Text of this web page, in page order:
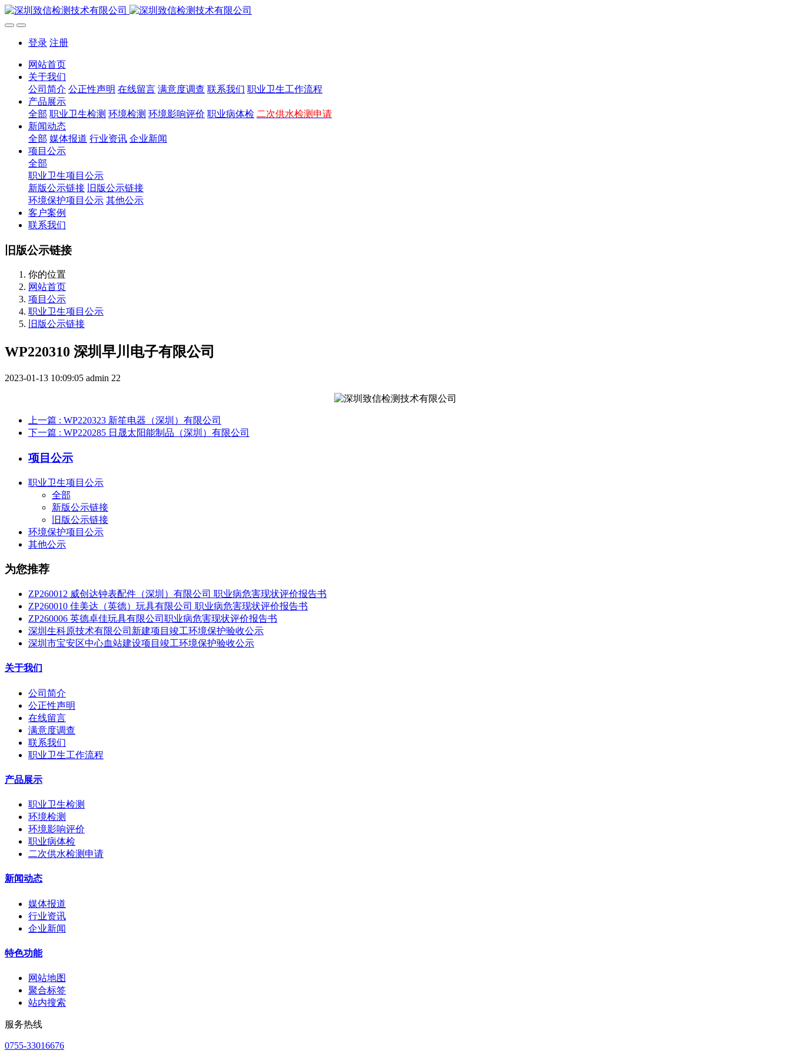
登录 注册
网站首页
关于我们
公司简介 公正性声明 在线留言 满意度调查 联系我们 职业卫生工作流程
产品展示
全部 职业卫生检测 环境检测 环境影响评价 职业病体检 二次供水检测申请
新闻动态
全部 媒体报道 行业资讯 企业新闻
项目公示
全部
职业卫生项目公示
新版公示链接
旧版公示链接
环境保护项目公示 其他公示
客户案例
联系我们
旧版公示链接
你的位置
网站首页
项目公示
职业卫生项目公示
旧版公示链接
WP220310 深圳早川电子有限公司
2023-01-13 10:09:05 admin 22
上一篇 : WP220323 新笙电器（深圳）有限公司
下一篇 : WP220285 日晟太阳能制品（深圳）有限公司
项目公示
职业卫生项目公示
全部
新版公示链接
旧版公示链接
环境保护项目公示
其他公示
为您推荐
ZP260012 威创达钟表配件（深圳）有限公司 职业病危害现状评价报告书
ZP260010 佳美达（英德）玩具有限公司 职业病危害现状评价报告书
ZP260006 英德卓佳玩具有限公司职业病危害现状评价报告书
深圳生科原技术有限公司新建项目竣工环境保护验收公示
深圳市宝安区中心血站建设项目竣工环境保护验收公示
关于我们
公司简介
公正性声明
在线留言
满意度调查
联系我们
职业卫生工作流程
产品展示
职业卫生检测
环境检测
环境影响评价
职业病体检
二次供水检测申请
新闻动态
媒体报道
行业资讯
企业新闻
特色功能
网站地图
聚合标签
站内搜索
服务热线
0755-33016676